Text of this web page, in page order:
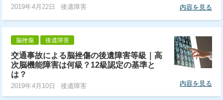
2019年4月22日 後遺障害 内容を見る
脳挫傷 後遺障害
交通事故による脳挫傷の後遺障害等級｜高
次脳機能障害は何級？12級認定の基準と
は？
2019年4月10日 後遺障害 内容を見る